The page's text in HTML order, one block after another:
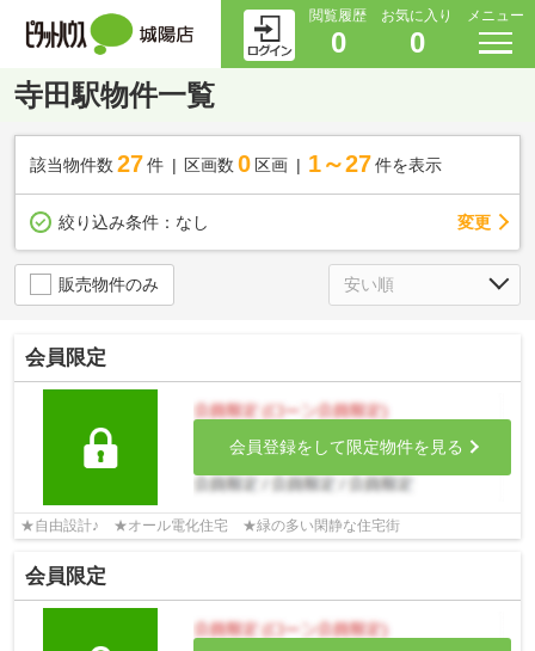
閲覧履歴
0
お気に入り
0
メニュー
寺田駅物件一覧
該当物件数 27件 区画数 0 区画 1～27 件を表示
絞り込み条件： なし 変更
販売物件のみ
会員限定
会員登録をして限定物件を見る
★自由設計♪ ★オール電化住宅 ★緑の多い閑静な住宅街
会員限定